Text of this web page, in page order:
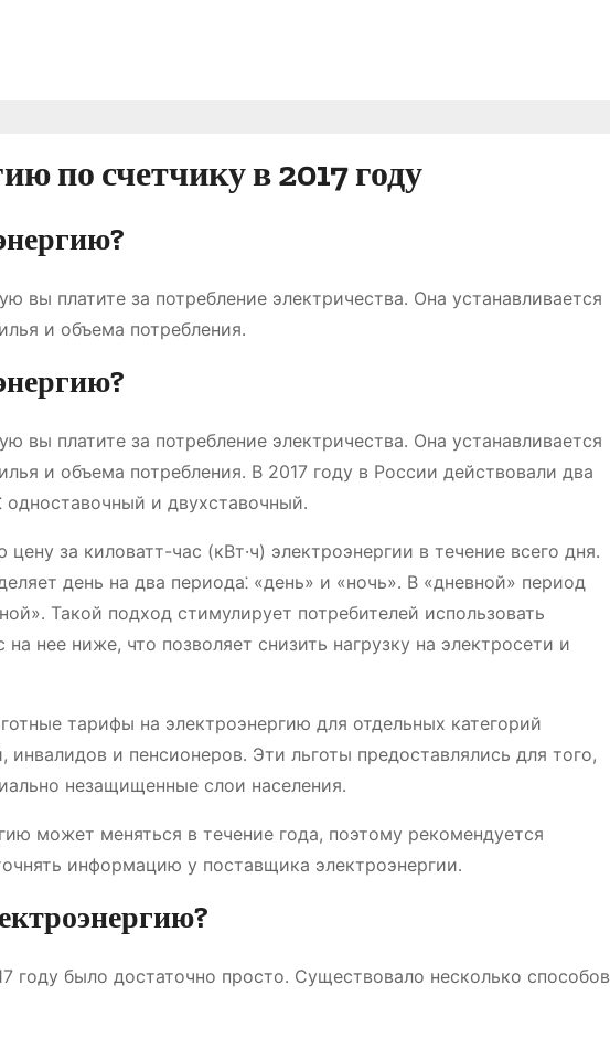
по счетчику в 2017 году
вы платите за потребление электричества․ Она устанавливается
и объема потребления․
вы платите за потребление электричества․ Она устанавливается
и объема потребления․ В 2017 году в России действовали два
и двухставочный․
за киловатт-час (кВт·ч) электроэнергии в течение всего дня․
день на два периода⁚ «день» и «ночь»․ В «дневной» период
Такой подход стимулирует потребителей использовать
нее ниже, что позволяет снизить нагрузку на электросети и
тарифы на электроэнергию для отдельных категорий
и пенсионеров․ Эти льготы предоставлялись для того,
незащищенные слои населения․
может меняться в течение года, поэтому рекомендуется
информацию у поставщика электроэнергии․
году было достаточно просто․ Существовало несколько способов